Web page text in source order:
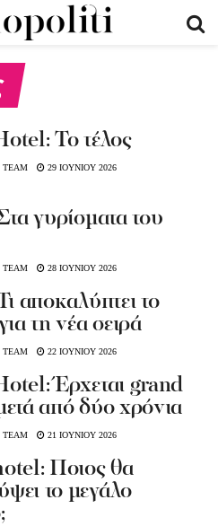
Το τέλος
TEAM 29 ΙΟΥΝΙΟΥ 2026
γυρίσματα του
TEAM 28 ΙΟΥΝΙΟΥ 2026
αποκαλύπτει το
τη νέα σειρά
TEAM 22 ΙΟΥΝΙΟΥ 2026
Έρχεται grand
από δύο χρόνια
TEAM 21 ΙΟΥΝΙΟΥ 2026
Ποιος θα
το μεγάλο